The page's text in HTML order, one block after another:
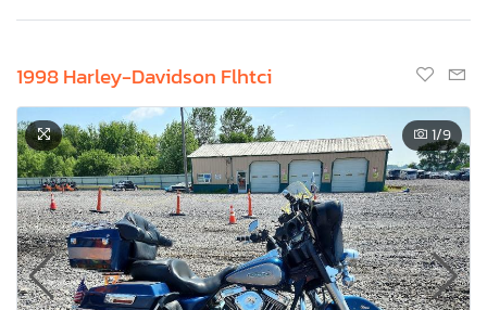
1998 Harley-Davidson Flhtci
1/9